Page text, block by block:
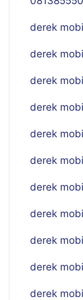
derek
derek
derek
derek
derek
derek
derek
derek
derek
derek
derek